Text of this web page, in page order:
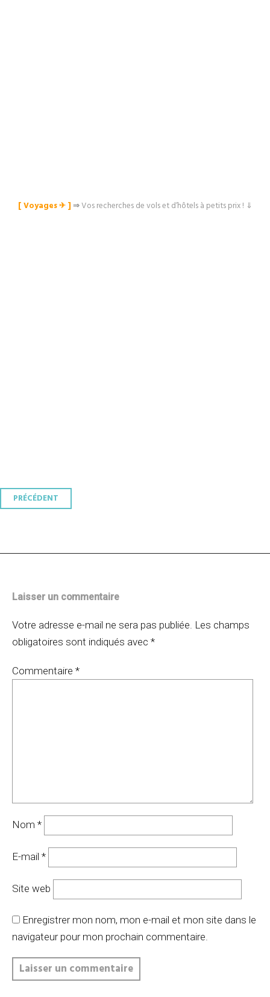
[ Voyages ✈︎ ]⇒Vos recherches de vols et d’hôtels à petits prix ! ⇓
Navigation
PRÉCÉDENT
Laisser un commentaire
Votre adresse e-mail ne sera pas publiée. Les champs
obligatoires sont indiqués avec *
Commentaire *
Nom *
E-mail *
Site web
Enregistrer mon nom, mon e-mail et mon site dans le
navigateur pour mon prochain commentaire.